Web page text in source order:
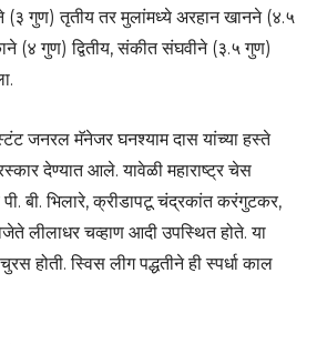
(३ गुण) तृतीय तर मुलांमध्ये अरहान खानने (४.५
(४ गुण) द्वितीय, संकीत संघवीने (३.५ गुण)
जनरल मॅनेजर घनश्याम दास यांच्या हस्ते
देण्यात आले. यावेळी महाराष्ट्र चेस
बी. भिलारे, क्रीडापटू चंद्रकांत करंगुटकर,
लीलाधर चव्हाण आदी उपस्थित होते. या
होती. स्विस लीग पद्धतीने ही स्पर्धा काल